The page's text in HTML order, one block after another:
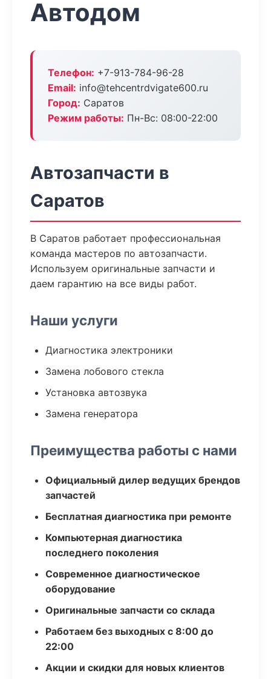
Автодом
Телефон: +7-913-784-96-28
Email: info@tehcentrdvigate600.ru
Город: Саратов
Режим работы: Пн-Вс: 08:00-22:00
Автозапчасти в
Саратов
В Саратов работает профессиональная
команда мастеров по автозапчасти.
Используем оригинальные запчасти и
даем гарантию на все виды работ.
Наши услуги
Диагностика электроники
Замена лобового стекла
Установка автозвука
Замена генератора
Преимущества работы с нами
Официальный дилер ведущих брендов
запчастей
Бесплатная диагностика при ремонте
Компьютерная диагностика
последнего поколения
Современное диагностическое
оборудование
Оригинальные запчасти со склада
Работаем без выходных с 8:00 до
22:00
Акции и скидки для новых клиентов